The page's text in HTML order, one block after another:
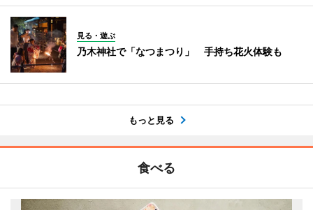
見る・遊ぶ
乃木神社で「なつまつり」 手持ち花火体験も
もっと見る
食べる